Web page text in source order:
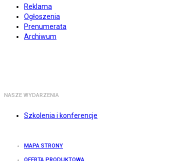
Reklama
Ogłoszenia
Prenumerata
Archiwum
NASZE WYDARZENIA
Szkolenia i konferencje
MAPA STRONY